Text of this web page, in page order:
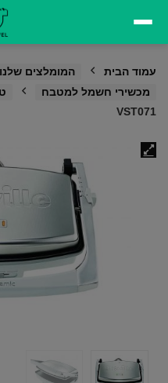
עמוד הבית המומלצים שלנו
מכשירי חשמל למטבח
VST071